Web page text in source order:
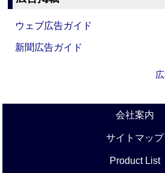
ウェブ広告ガイド
新聞広告ガイド
会社案内
サイトマップ
Product List